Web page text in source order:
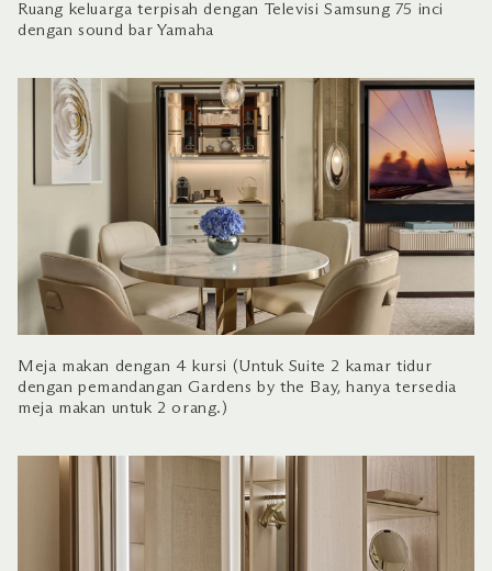
Ruang keluarga terpisah dengan Televisi Samsung 75 inci
dengan sound bar Yamaha
Meja makan dengan 4 kursi (Untuk Suite 2 kamar tidur
dengan pemandangan Gardens by the Bay, hanya tersedia
meja makan untuk 2 orang.)